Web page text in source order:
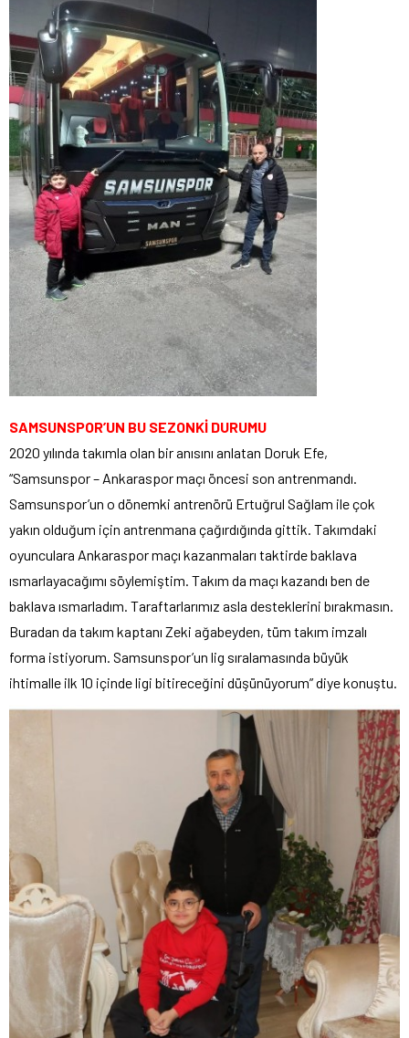
SAMSUNSPOR’UN BU SEZONKİ DURUMU
2020 yılında takımla olan bir anısını anlatan Doruk Efe,
“Samsunspor – Ankaraspor maçı öncesi son antrenmandı.
Samsunspor’un o dönemki antrenörü Ertuğrul Sağlam ile çok
yakın olduğum için antrenmana çağırdığında gittik. Takımdaki
oyunculara Ankaraspor maçı kazanmaları taktirde baklava
ısmarlayacağımı söylemiştim. Takım da maçı kazandı ben de
baklava ısmarladım. Taraftarlarımız asla desteklerini bırakmasın.
Buradan da takım kaptanı Zeki ağabeyden, tüm takım imzalı
forma istiyorum. Samsunspor’un lig sıralamasında büyük
ihtimalle ilk 10 içinde ligi bitireceğini düşünüyorum” diye konuştu.